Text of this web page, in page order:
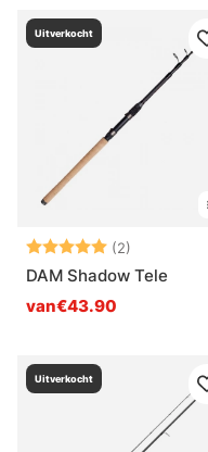
Uitverkocht
Beoordeling:
(2)
DAM Shadow Tele
van€43.90
Uitverkocht